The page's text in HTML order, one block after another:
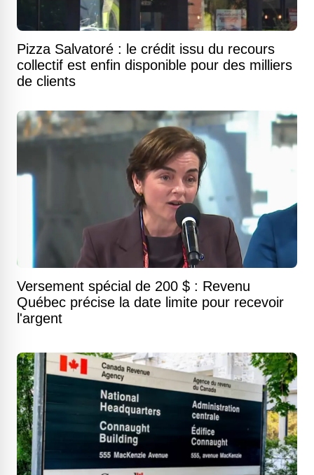
Pizza Salvatoré : le crédit issu du recours
collectif est enfin disponible pour des milliers
de clients
Versement spécial de 200 $ : Revenu
Québec précise la date limite pour recevoir
l'argent